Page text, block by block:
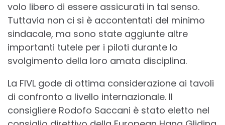
volo libero di essere assicurati in tal senso.
Tuttavia non ci si è accontentati del minimo
sindacale, ma sono state aggiunte altre
importanti tutele per i piloti durante lo
svolgimento della loro amata disciplina.
La FIVL gode di ottima considerazione ai tavoli
di confronto a livello internazionale. Il
consigliere Rodofo Saccani è stato eletto nel